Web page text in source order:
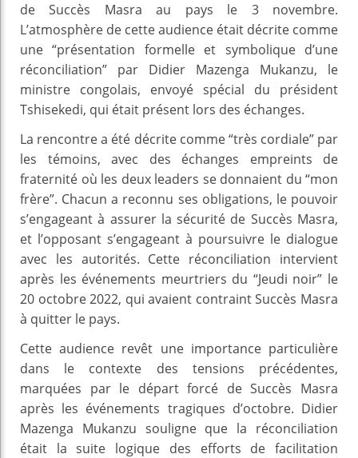
de Succès Masra au pays le 3 novembre.
L’atmosphère de cette audience était décrite comme
une “présentation formelle et symbolique d’une
réconciliation” par Didier Mazenga Mukanzu, le
ministre congolais, envoyé spécial du président
Tshisekedi, qui était présent lors des échanges.
La rencontre a été décrite comme “très cordiale” par
les témoins, avec des échanges empreints de
fraternité où les deux leaders se donnaient du “mon
frère”. Chacun a reconnu ses obligations, le pouvoir
s’engageant à assurer la sécurité de Succès Masra,
et l’opposant s’engageant à poursuivre le dialogue
avec les autorités. Cette réconciliation intervient
après les événements meurtriers du “Jeudi noir” le
20 octobre 2022, qui avaient contraint Succès Masra
à quitter le pays.
Cette audience revêt une importance particulière
dans le contexte des tensions précédentes,
marquées par le départ forcé de Succès Masra
après les événements tragiques d’octobre. Didier
Mazenga Mukanzu souligne que la réconciliation
était la suite logique des efforts de facilitation